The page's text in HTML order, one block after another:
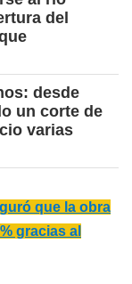
del
desde
un corte de
varias
que la obra
gracias al